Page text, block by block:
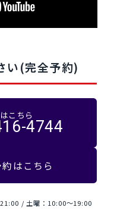
い(完全予約)
こちら
4744
はこちら
21:00 / 土曜：10:00〜19:00